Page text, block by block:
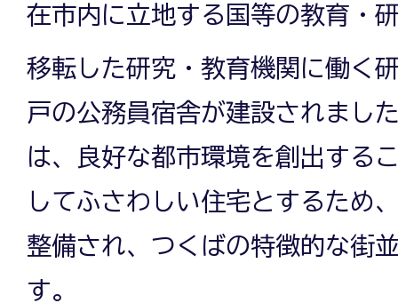
在市内に立地する国等の教育・
移転した研究・教育機関に働く
戸の公務員宿舎が建設されまし
は、良好な都市環境を創出する
してふさわしい住宅とするため
整備され、つくばの特徴的な街
す。